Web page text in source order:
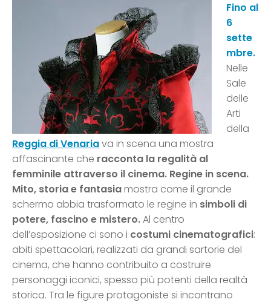
Fino al
6
sette
mbre.
Nelle
Sale
delle
Arti
della
Reggia di Venariava in scena una mostra
affascinante che racconta la regalità al
femminile attraverso il cinema. Regine in scena.
Mito, storia e fantasiamostra come il grande
schermo abbia trasformato le regine in simboli di
potere, fascino e mistero.Al centro
dell’esposizione ci sono i costumi cinematografici:
abiti spettacolari, realizzati da grandi sartorie del
cinema, che hanno contribuito a costruire
personaggi iconici, spesso più potenti della realtà
storica. Tra le figure protagoniste si incontrano